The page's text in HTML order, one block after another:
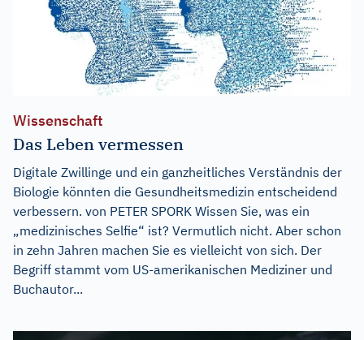
Wissenschaft
Das Leben vermessen
Digitale Zwillinge und ein ganzheitliches Verständnis der
Biologie könnten die Gesundheitsmedizin entscheidend
verbessern. von PETER SPORK Wissen Sie, was ein
„medizinisches Selfie“ ist? Vermutlich nicht. Aber schon
in zehn Jahren machen Sie es vielleicht von sich. Der
Begriff stammt vom US-amerikanischen Mediziner und
Buchautor...